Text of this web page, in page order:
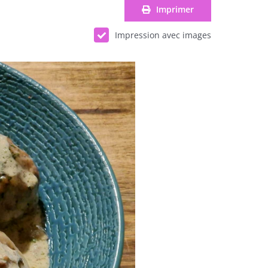
Imprimer
Impression avec images